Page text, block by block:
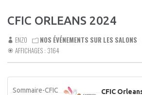
CFIC ORLEANS 2024
ENZO NOS ÉVÉNEMENTS SUR LES SALONS
AFFICHAGES : 3164
Sommaire-CFIC CFIC